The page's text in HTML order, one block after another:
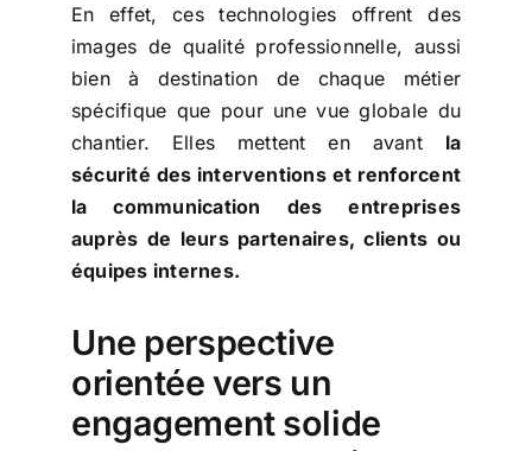
En effet, ces technologies offrent des
images de qualité professionnelle, aussi
bien à destination de chaque métier
spécifique que pour une vue globale du
chantier. Elles mettent en avant la
sécurité des interventions et renforcent
la communication des entreprises
auprès de leurs partenaires, clients ou
équipes internes.
Une perspective
orientée vers un
engagement solide